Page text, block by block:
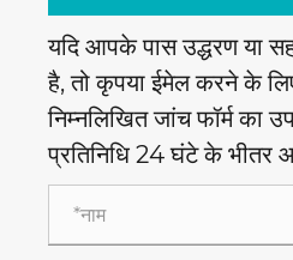
यदि आपके पास उद्धरण या
है, तो कृपया ईमेल करने के
निम्नलिखित जांच फॉर्म का
प्रतिनिधि 24 घंटे के भीतर